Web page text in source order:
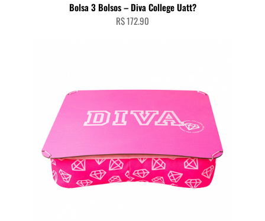
Bolsa 3 Bolsos – Diva College Uatt?
R$172.90